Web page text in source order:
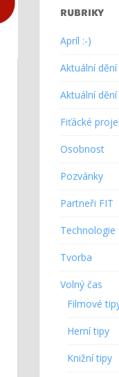
RUBRIKY
Apríl :-)
Aktuální dění
Aktuální
Fiťácké
Osobnost
Pozvánky
Partneři FIT
Technologie
Tvorba
Volný čas
Filmové
Herní tipy
Knižní tipy